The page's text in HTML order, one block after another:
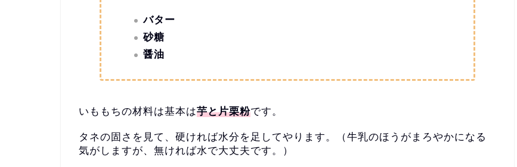
バター
砂糖
醤油
いももちの材料は基本は芋と片栗粉です。
タネの固さを見て、硬ければ水分を足してやります。（牛乳のほうがまろやかになる
気がしますが、 無ければ水で大丈夫です。）